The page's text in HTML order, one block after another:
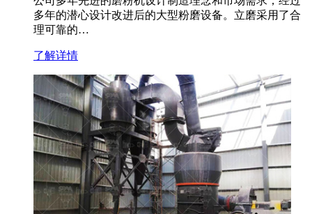
多年的潜心设计改进后的大型粉磨设备。立磨采用了合
理可靠的…
了解详情